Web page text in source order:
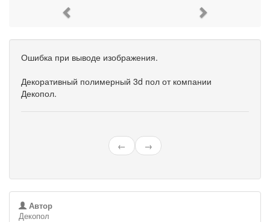
Ошибка при выводе изображения.
Декоративный полимерный 3d пол от компании
Декопол.
← →
Автор
Декопол